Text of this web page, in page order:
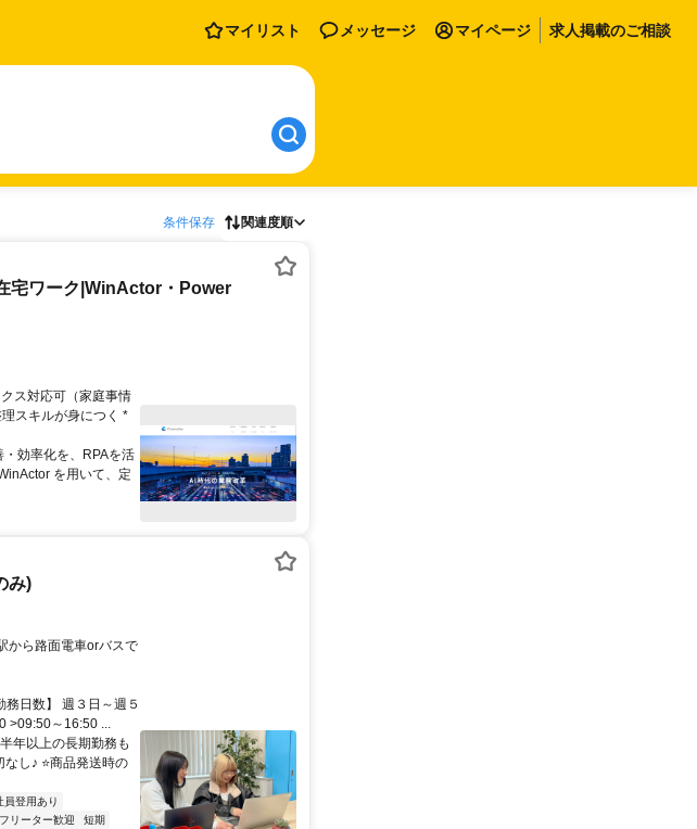
マイリスト メッセージ マイページ 求人掲載のご相談
条件保存 関連度順
宅ワーク|WinActor・Power
ス対応可（家庭事情
スキルが身につく *
効率化を、RPAを活
を用いて、定
み)
から路面電車orバスで
日数】 週３日～週５
>09:50～16:50 ...
年以上の長期勤務も
なし♪ ⭐商品発送時の
員登用あり
フリーター歓迎
短期